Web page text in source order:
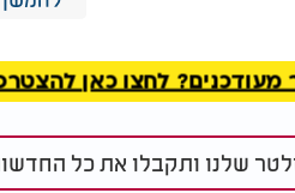
מעודכנים? לחצו כאן להצטרפות
שלנו ותקבלו את כל